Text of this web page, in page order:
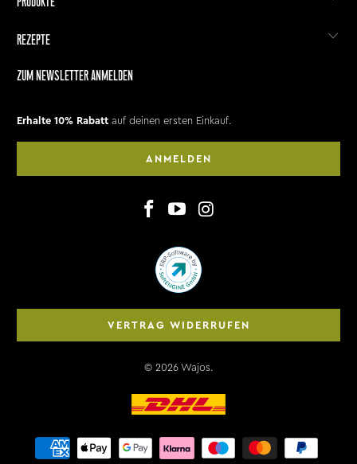
REZEPTE
ZUM NEWSLETTER ANMELDEN
Erhalte 10% Rabatt auf deinen ersten Einkauf.
ANMELDEN
VERTRAG WIDERRUFEN
© 2026 Wajos.